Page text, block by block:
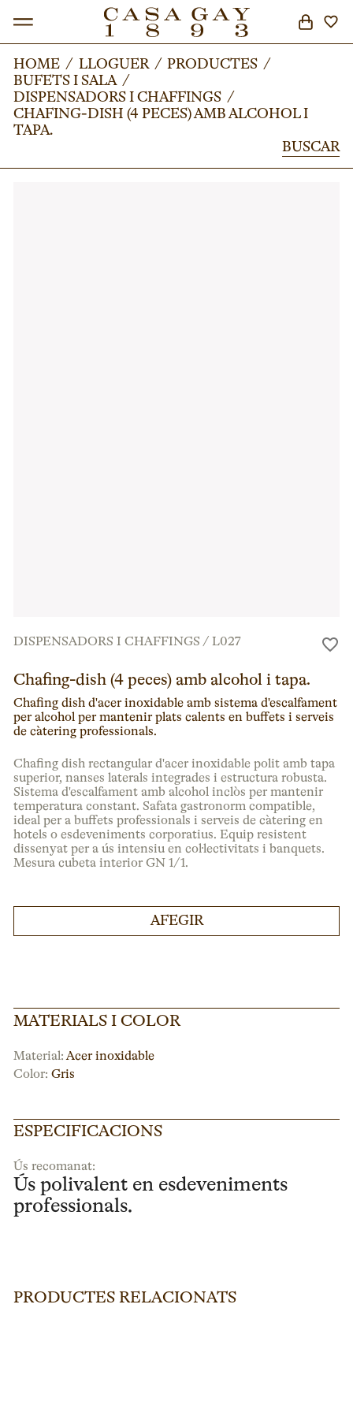
BUSCAR
HOME / LLOGUER / PRODUCTES /
BUFETS I SALA /
DISPENSADORS I CHAFFINGS /
CHAFING-DISH (4 PECES) AMB ALCOHOL I
TAPA.
BUSCAR
HOME / LLOGUER / PRODUCTES /
BUFETS I SALA /
DISPENSADORS I CHAFFINGS /
CHAFING-DISH (4 PECES) AMB ALCOHOL I
TAPA.
BUSCAR
DISPENSADORS I CHAFFINGS /L027
Chafing-dish (4 peces) amb alcohol i tapa.
Chafing dish d'acer inoxidable amb sistema d'escalfament
per alcohol per mantenir plats calents en buffets i serveis
de càtering professionals.
Chafing dish rectangular d'acer inoxidable polit amb tapa
superior, nanses laterals integrades i estructura robusta.
Sistema d'escalfament amb alcohol inclòs per mantenir
temperatura constant. Safata gastronorm compatible,
ideal per a buffets professionals i serveis de càtering en
hotels o esdeveniments corporatius. Equip resistent
dissenyat per a ús intensiu en col·lectivitats i banquets.
Mesura cubeta interior GN 1/1.
AFEGIR
MATERIALS I COLOR
Material: Acer inoxidable
Color: Gris
ESPECIFICACIONS
Ús recomanat:
Ús polivalent en esdeveniments
professionals.
PRODUCTES RELACIONATS